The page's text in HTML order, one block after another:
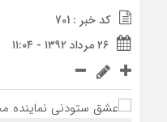
کد خبر : 701
۲۶ مرداد ۱۳۹۲ - ۱۱:۰۴